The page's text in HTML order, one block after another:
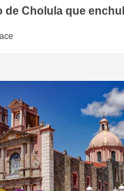
de Cholula que